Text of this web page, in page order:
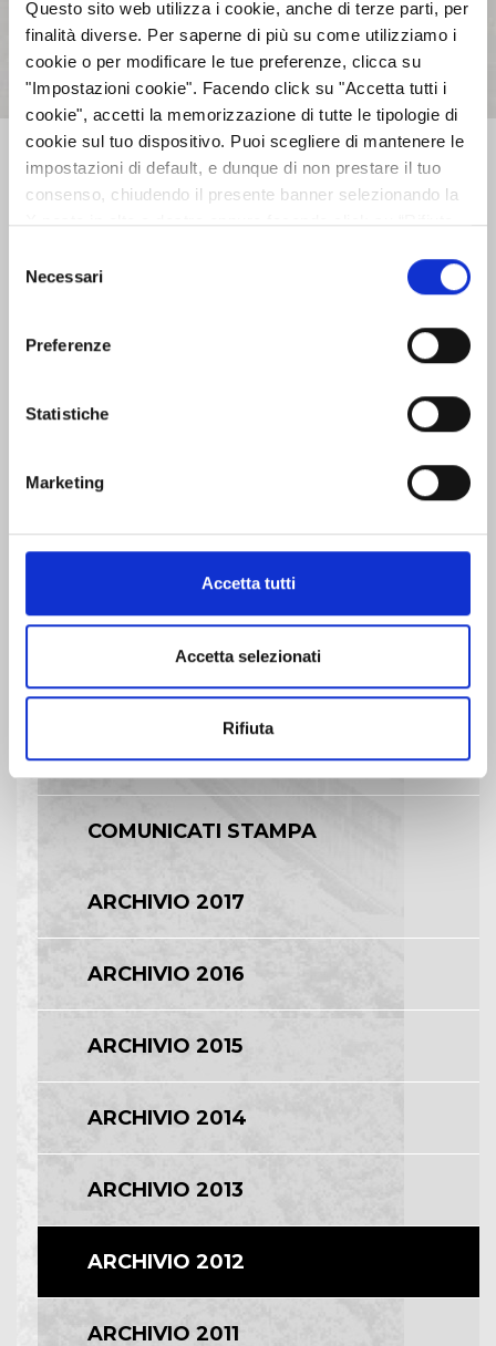
Questo sito web utilizza i cookie, anche di terze parti, per
finalità diverse. Per saperne di più su come utilizziamo i
cookie o per modificare le tue preferenze, clicca su
"Impostazioni cookie". Facendo click su "Accetta tutti i
cookie", accetti la memorizzazione di tutte le tipologie di
cookie sul tuo dispositivo. Puoi scegliere di mantenere le
impostazioni di default, e dunque di non prestare il tuo
consenso, chiudendo il presente banner selezionando la
X posta in alto a destra oppure facendo click su “Rifiuta
assenza dei cookie diversi da quelli tecnici. Per maggiori
informazioni puoi consultare la nostra politica sui cookie
delNecessari
Preferenze
Statistiche
Marketing
Accetta tutti
Accetta selezionati
Rifiuta
31/12/2011
01:00 - 14/03/2012 Leggi
Previous Next
AZIENDA
INVESTOR RELATIONS
GOVERNANCE
CALENDARIO EVENTI SOCIETARI
DISPONIBILE
BILANCI E RELAZIONI
INTERMEDIE
ASSEMBLEE
COMUNICATI STAMPA
ARCHIVIO 2017
ARCHIVIO 2016
ARCHIVIO 2015
ARCHIVIO 2014
ARCHIVIO 2013
ARCHIVIO 2012
ARCHIVIO 2011